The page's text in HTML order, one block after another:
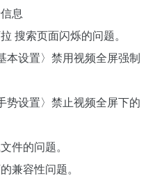
息
搜索页面闪烁的问题。
本设置〉禁用视频全屏强制
势设置〉禁止视频全屏下的
件的问题。
兼容性问题。